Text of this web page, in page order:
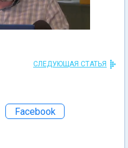
СЛЕДУЮЩАЯ СТАТЬЯ
Facebook